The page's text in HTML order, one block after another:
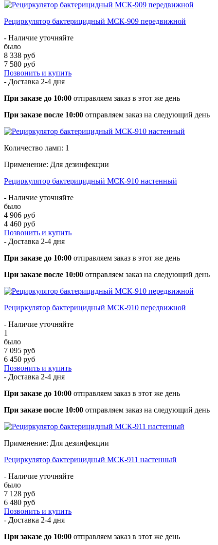
Рециркулятор бактерицидный МСК-909 передвижной
- Наличие уточняйте
было
8 338 руб
7 580 руб
Позвонить и купить
- Доставка 2-4 дня
При заказе до 10:00 отправляем заказ в этот же день
При заказе после 10:00 отправляем заказ на следующий день
Количество ламп: 1
Применение: Для дезинфекции
Рециркулятор бактерицидный МСК-910 настенный
- Наличие уточняйте
было
4 906 руб
4 460 руб
Позвонить и купить
- Доставка 2-4 дня
При заказе до 10:00 отправляем заказ в этот же день
При заказе после 10:00 отправляем заказ на следующий день
Рециркулятор бактерицидный МСК-910 передвижной
- Наличие уточняйте
1
было
7 095 руб
6 450 руб
Позвонить и купить
- Доставка 2-4 дня
При заказе до 10:00 отправляем заказ в этот же день
При заказе после 10:00 отправляем заказ на следующий день
Применение: Для дезинфекции
Рециркулятор бактерицидный МСК-911 настенный
- Наличие уточняйте
было
7 128 руб
6 480 руб
Позвонить и купить
- Доставка 2-4 дня
При заказе до 10:00 отправляем заказ в этот же день